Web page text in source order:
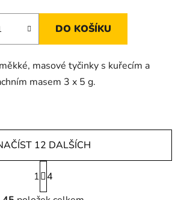
DO KOŠÍKU
masové tyčinky s kuřecím a
masem 3 x 5 g.
O
12 DALŠÍCH
S
t
r
1 4